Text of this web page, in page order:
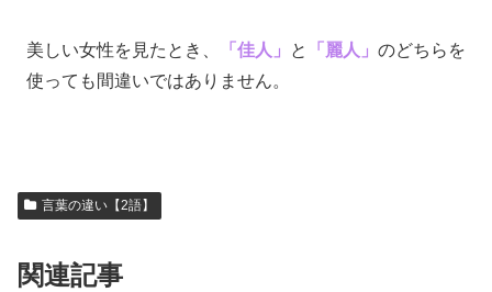
美しい女性を見たとき、 「佳人」 と 「麗人」 のどちらを
使っても間違いではありません。
言葉の違い【2語】
関連記事